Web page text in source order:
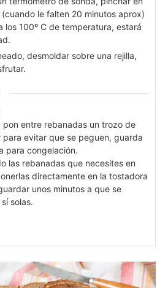
le falten 20 minutos aprox)
los 100º C de temperatura, estará
desmoldar sobre una rejilla,
pon entre rebanadas un trozo de
para evitar que se peguen, guarda
para congelación.
las rebanadas que necesites en
directamente en la tostadora
unos minutos a que se
solas.